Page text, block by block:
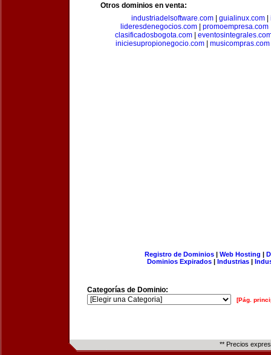
Otros dominios en venta:
industriadelsoftware.com| guialinux.com|
lideresdenegocios.com
promoempresa.com
clasificadosbogota.com
iniciesupropionegocio.com
musicompras.com
Registro de Dominios| Web Hosting |
Dominios Expirados | Industrias |
Categorías de Dominio:
[Pág.
** Precios